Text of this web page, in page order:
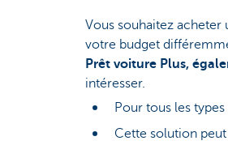
Vous souhaitez
votre budget
Prêt voiture Plus,
intéresser.
Pour tous les
Cette solution